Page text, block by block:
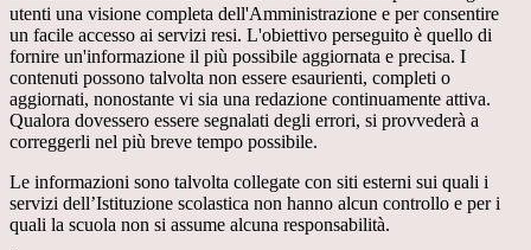
utenti una visione completa dell'Amministrazione e per consentire
un facile accesso ai servizi resi. L'obiettivo perseguito è quello di
fornire un'informazione il più possibile aggiornata e precisa. I
contenuti possono talvolta non essere esaurienti, completi o
aggiornati, nonostante vi sia una redazione continuamente attiva.
Qualora dovessero essere segnalati degli errori, si provvederà a
correggerli nel più breve tempo possibile.
Le informazioni sono talvolta collegate con siti esterni sui quali i
servizi dell’Istituzione scolastica non hanno alcun controllo e per i
quali la scuola non si assume alcuna responsabilità.